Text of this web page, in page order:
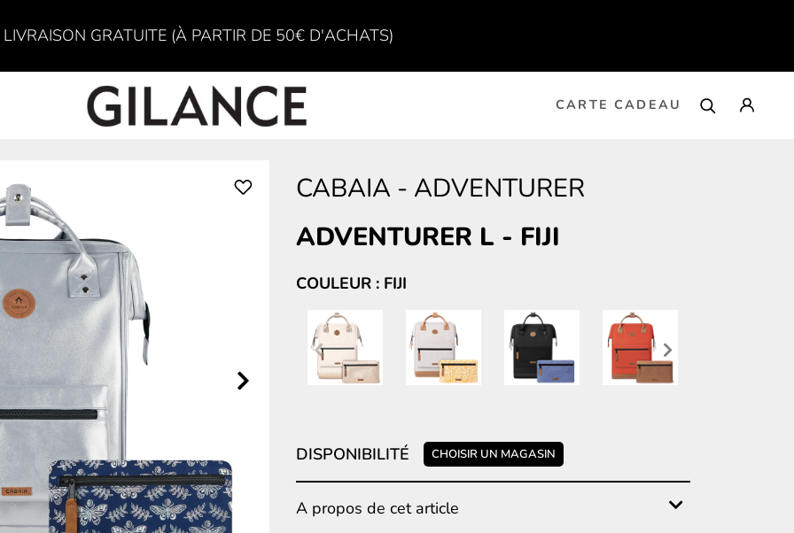
LIVRAISON GRATUITE (À PARTIR DE 50€ D'ACHATS)
CARTE CADEAU
CABAIA - ADVENTURER
ADVENTURER L - FIJI
COULEUR : FIJI
DISPONIBILITÉ CHOISIR UN MAGASIN
A propos de cet article